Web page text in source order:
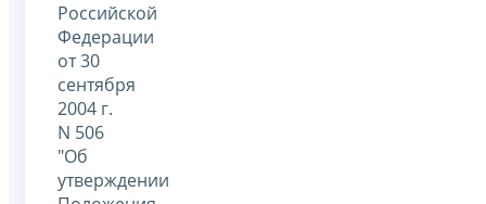
Российской
Федерации
от 30
сентября
2004 г.
N 506
"Об
утверждении